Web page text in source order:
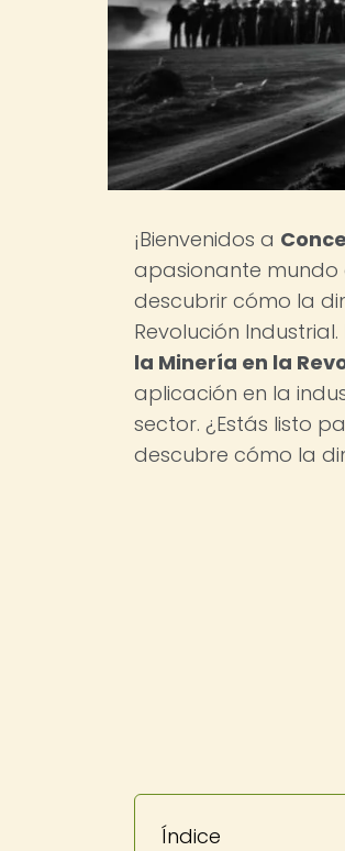
¡Bienvenidos a
apasionante mundo
descubrir cómo la
Revolución
la Minería en la
aplicación en la
sector. ¿Estás listo
descubre cómo la
Índice